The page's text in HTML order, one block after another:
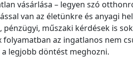
vásárlása – legyen szó
van az életünkre és anyagi
pénzügyi, műszaki kérdések is
folyamatban az ingatlanos nem
legjobb döntést meghozni.